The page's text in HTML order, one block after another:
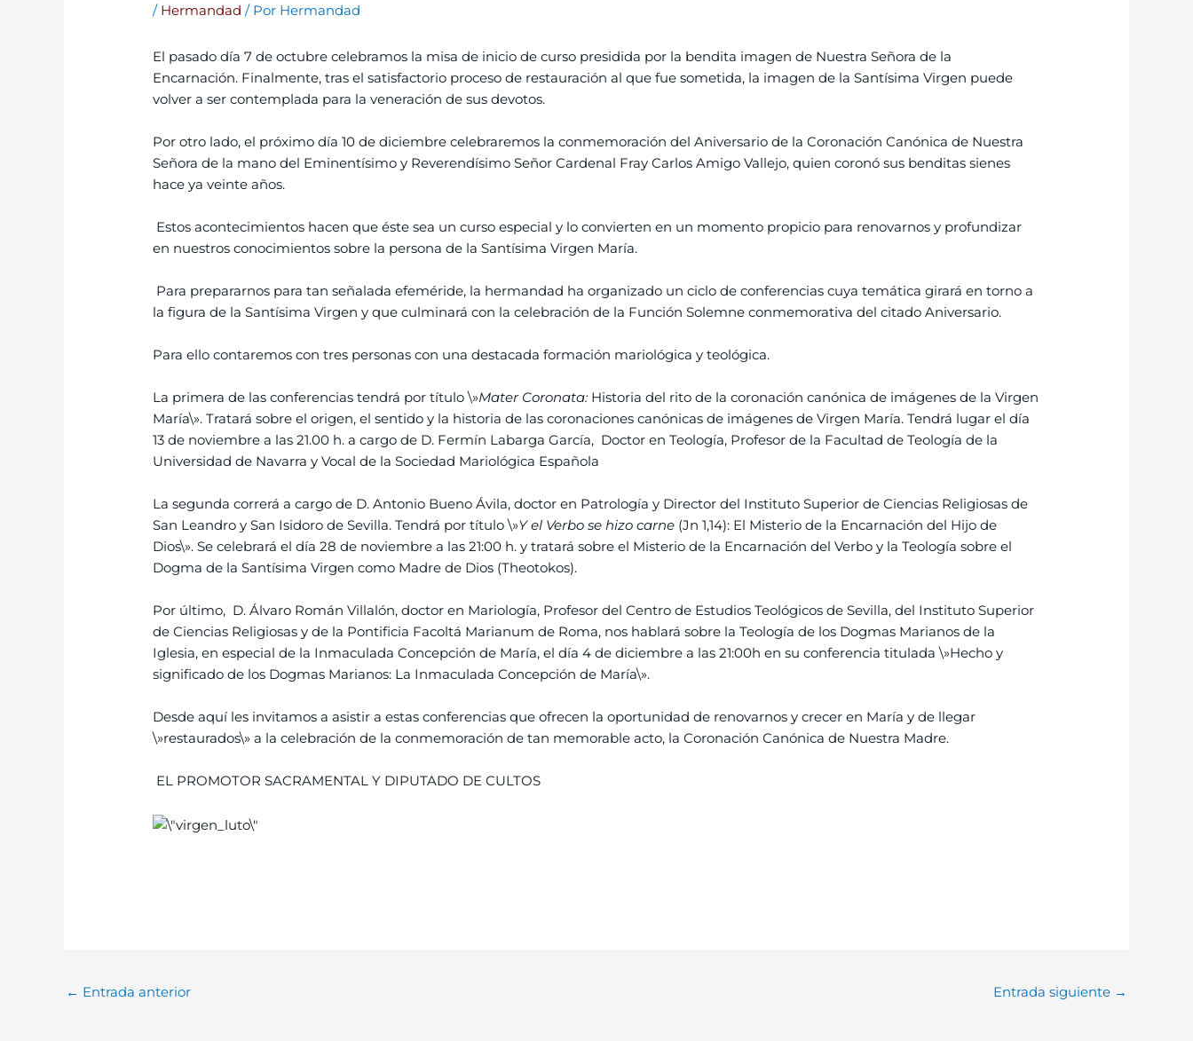
/ Hermandad / Por Hermandad
El pasado día 7 de octubre celebramos la misa de inicio de curso presidida por la bendita imagen de Nuestra Señora de la
Encarnación. Finalmente, tras el satisfactorio proceso de restauración al que fue sometida, la imagen de la Santísima Virgen puede
volver a ser contemplada para la veneración de sus devotos.
Por otro lado, el próximo día 10 de diciembre celebraremos la conmemoración del Aniversario de la Coronación Canónica de Nuestra
Señora de la mano del Eminentísimo y Reverendísimo Señor Cardenal Fray Carlos Amigo Vallejo, quien coronó sus benditas sienes
hace ya veinte años.
Estos acontecimientos hacen que éste sea un curso especial y lo convierten en un momento propicio para renovarnos y profundizar
en nuestros conocimientos sobre la persona de la Santísima Virgen María.
Para prepararnos para tan señalada efeméride, la hermandad ha organizado un ciclo de conferencias cuya temática girará en torno a
la figura de la Santísima Virgen y que culminará con la celebración de la Función Solemne conmemorativa del citado Aniversario.
Para ello contaremos con tres personas con una destacada formación mariológica y teológica.
La primera de las conferencias tendrá por título \»Mater Coronata: Historia del rito de la coronación canónica de imágenes de la Virgen
María\». Tratará sobre el origen, el sentido y la historia de las coronaciones canónicas de imágenes de Virgen María. Tendrá lugar el día
13 de noviembre a las 21.00 h. a cargo de D. Fermín Labarga García, Doctor en Teología, Profesor de la Facultad de Teología de la
Universidad de Navarra y Vocal de la Sociedad Mariológica Española
La segunda correrá a cargo de D. Antonio Bueno Ávila, doctor en Patrología y Director del Instituto Superior de Ciencias Religiosas de
San Leandro y San Isidoro de Sevilla. Tendrá por título \»Y el Verbo se hizo carne (Jn 1,14): El Misterio de la Encarnación del Hijo de
Dios\». Se celebrará el día 28 de noviembre a las 21:00 h. y tratará sobre el Misterio de la Encarnación del Verbo y la Teología sobre el
Dogma de la Santísima Virgen como Madre de Dios (Theotokos).
Por último, D. Álvaro Román Villalón, doctor en Mariología, Profesor del Centro de Estudios Teológicos de Sevilla, del Instituto Superior
de Ciencias Religiosas y de la Pontificia Facoltá Marianum de Roma, nos hablará sobre la Teología de los Dogmas Marianos de la
Iglesia, en especial de la Inmaculada Concepción de María, el día 4 de diciembre a las 21:00h en su conferencia titulada \»Hecho y
significado de los Dogmas Marianos: La Inmaculada Concepción de María\».
Desde aquí les invitamos a asistir a estas conferencias que ofrecen la oportunidad de renovarnos y crecer en María y de llegar
\»restaurados\» a la celebración de la conmemoración de tan memorable acto, la Coronación Canónica de Nuestra Madre.
EL PROMOTOR SACRAMENTAL Y DIPUTADO DE CULTOS
← Entrada anterior Entrada siguiente →